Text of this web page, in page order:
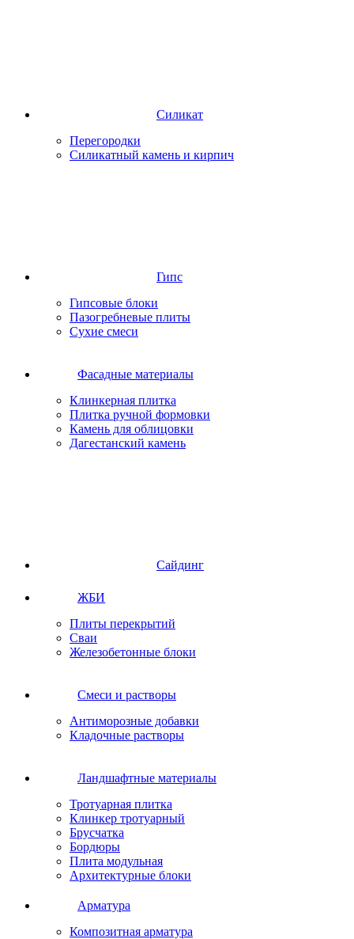
Силикат
Перегородки
Силикатный камень и кирпич
Гипс
Гипсовые блоки
Пазогребневые плиты
Сухие смеси
Фасадные материалы
Клинкерная плитка
Плитка ручной формовки
Камень для облицовки
Дагестанский камень
Сайдинг
ЖБИ
Плиты перекрытий
Сваи
Железобетонные блоки
Cмеси и растворы
Антиморозные добавки
Кладочные растворы
Ландшафтные материалы
Тротуарная плитка
Клинкер тротуарный
Брусчатка
Бордюры
Плита модульная
Архитектурные блоки
Арматура
Композитная арматура